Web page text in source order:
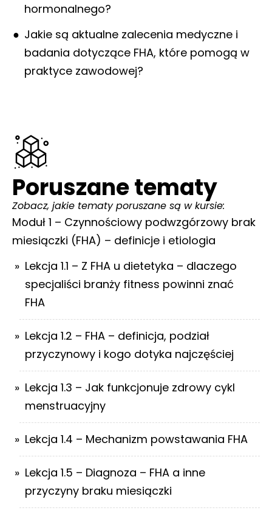
hormonalnego?
Jakie są aktualne zalecenia medyczne i
badania dotyczące FHA, które pomogą w
praktyce zawodowej?
Poruszane tematy
Zobacz, jakie tematy poruszane są w kursie:
Moduł 1 – Czynnościowy podwzgórzowy brak
miesiączki (FHA) – definicje i etiologia
Lekcja 1.1 – Z FHA u dietetyka – dlaczego
specjaliści branży fitness powinni znać
FHA
Lekcja 1.2 – FHA – definicja, podział
przyczynowy i kogo dotyka najczęściej
Lekcja 1.3 – Jak funkcjonuje zdrowy cykl
menstruacyjny
Lekcja 1.4 – Mechanizm powstawania FHA
Lekcja 1.5 – Diagnoza – FHA a inne
przyczyny braku miesiączki